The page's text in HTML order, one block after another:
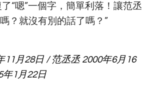
“嗯”一個字，簡單利落！讓范丞
嗎？就沒有別的話了嗎？”
11月28日 / 范丞丞 2000年6月16
年1月22日